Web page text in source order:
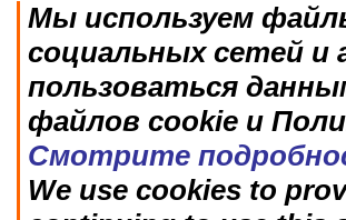
Мы используем
социальных сетей и
пользоваться
файлов cookie и
Смотрите
We use cookies to